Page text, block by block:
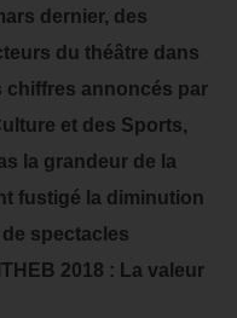
dernier, des
du théâtre dans
chiffres annoncés par
et des Sports,
la grandeur de la
fustigé la diminution
spectacles
2018 : La valeur